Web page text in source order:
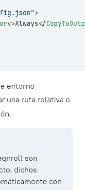
>
>Always</
entorno
una ruta relativa o
son
dichos
con